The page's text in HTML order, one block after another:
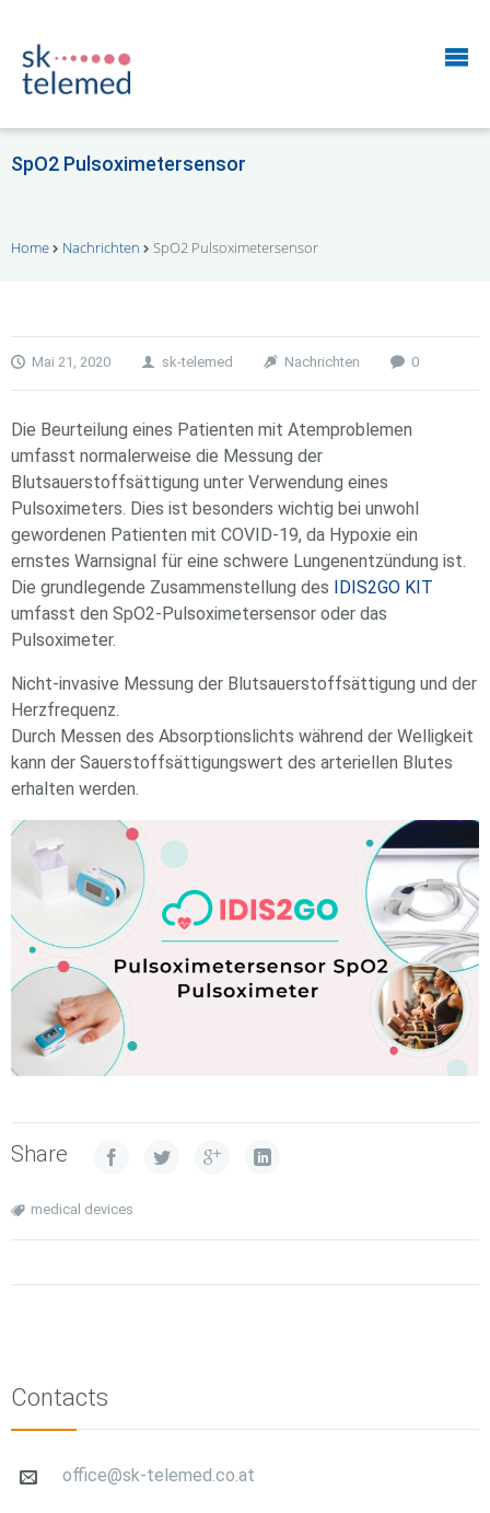
SpO2 Pulsoximetersensor
Home Nachrichten SpO2 Pulsoximetersensor
Mai 21, 2020 sk-telemed Nachrichten 0
Die Beurteilung eines Patienten mit Atemproblemen
umfasst normalerweise die Messung der
Blutsauerstoffsättigung unter Verwendung eines
Pulsoximeters. Dies ist besonders wichtig bei unwohl
gewordenen Patienten mit COVID-19, da Hypoxie ein
ernstes Warnsignal für eine schwere Lungenentzündung ist.
Die grundlegende Zusammenstellung des
IDIS2GO KIT
umfasst den SpO2-Pulsoximetersensor oder das
Pulsoximeter.
Nicht-invasive Messung der Blutsauerstoffsättigung und der
Herzfrequenz.
Durch Messen des Absorptionslichts während der Welligkeit
kann der Sauerstoffsättigungswert des arteriellen Blutes
erhalten werden.
Share
medical devices
Contacts
office@sk-telemed.co.at